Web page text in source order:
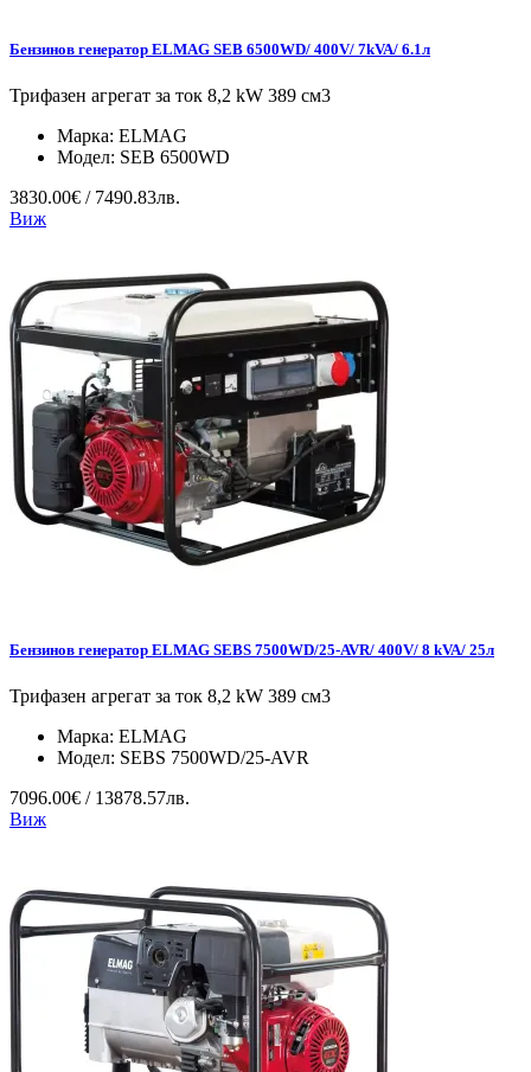
Бензинов генератор ELMAG SEB 6500WD/ 400V/ 7kVA/ 6.1л
Трифазен агрегат за ток 8,2 kW 389 см3
Марка: ELMAG
Модел: SEB 6500WD
3830.00€ / 7490.83лв.
Виж
Бензинов генератор ELMAG SEBS 7500WD/25-AVR/ 400V/ 8 kVA/ 25л
Трифазен агрегат за ток 8,2 kW 389 см3
Марка: ELMAG
Модел: SEBS 7500WD/25-AVR
7096.00€ / 13878.57лв.
Виж